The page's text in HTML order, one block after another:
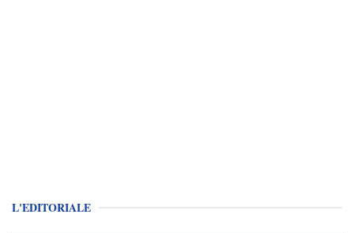
L'EDITORIALE